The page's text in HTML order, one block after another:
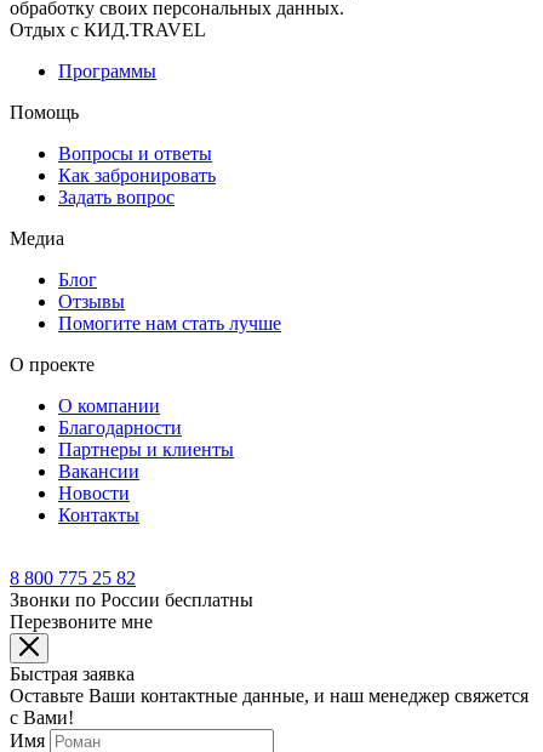
обработку своих персональных данных.
Отдых с КИД.TRAVEL
Программы
Помощь
Вопросы и ответы
Как забронировать
Задать вопрос
Медиа
Блог
Отзывы
Помогите нам стать лучше
О проекте
О компании
Благодарности
Партнеры и клиенты
Вакансии
Новости
Контакты
8 800 775 25 82
Звонки по России бесплатны
Перезвоните мне
Быстрая заявка
Оставьте Ваши контактные данные, и наш менеджер свяжется
с Вами!
Имя